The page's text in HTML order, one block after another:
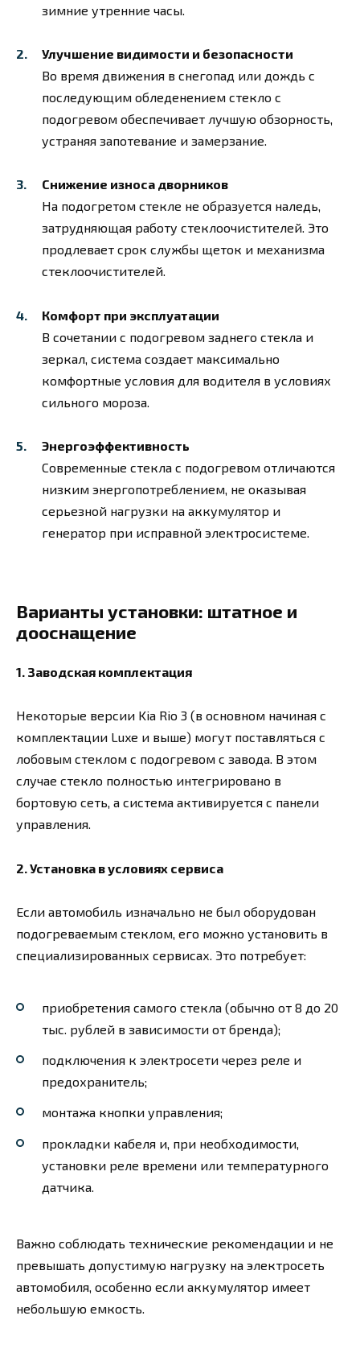
зимние утренние часы.
Улучшение видимости и безопасности
Во время движения в снегопад или дождь с
последующим обледенением стекло с
подогревом обеспечивает лучшую обзорность,
устраняя запотевание и замерзание.
Снижение износа дворников
На подогретом стекле не образуется наледь,
затрудняющая работу стеклоочистителей. Это
продлевает срок службы щеток и механизма
стеклоочистителей.
Комфорт при эксплуатации
В сочетании с подогревом заднего стекла и
зеркал, система создает максимально
комфортные условия для водителя в условиях
сильного мороза.
Энергоэффективность
Современные стекла с подогревом отличаются
низким энергопотреблением, не оказывая
серьезной нагрузки на аккумулятор и
генератор при исправной электросистеме.
Варианты установки: штатное и
дооснащение
1. Заводская комплектация
Некоторые версии Kia Rio 3 (в основном начиная с
комплектации Luxe и выше) могут поставляться с
лобовым стеклом с подогревом с завода. В этом
случае стекло полностью интегрировано в
бортовую сеть, а система активируется с панели
управления.
2. Установка в условиях сервиса
Если автомобиль изначально не был оборудован
подогреваемым стеклом, его можно установить в
специализированных сервисах. Это потребует:
приобретения самого стекла (обычно от 8 до 20
тыс. рублей в зависимости от бренда);
подключения к электросети через реле и
предохранитель;
монтажа кнопки управления;
прокладки кабеля и, при необходимости,
установки реле времени или температурного
датчика.
Важно соблюдать технические рекомендации и не
превышать допустимую нагрузку на электросеть
автомобиля, особенно если аккумулятор имеет
небольшую емкость.